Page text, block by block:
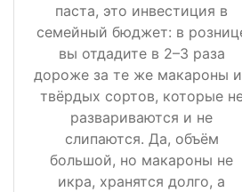
паста, это инвестиция в
семейный бюджет: в
вы отдадите в 2–3 раза
дороже за те же макароны
твёрдых сортов, которые
развариваются и не
слипаются. Да, объём
большой, но макароны не
икра, хранятся долго, а